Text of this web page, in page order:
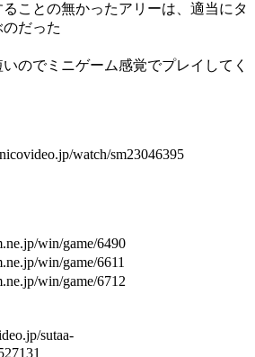
ことの無かったアリーは、適当にタ
だった
のでミニゲーム感覚でプレイしてく
watch/sm23046395
win/game/6490
win/game/6611
win/game/6712
sutaa-